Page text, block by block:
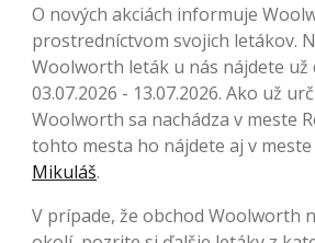
O nových akciách informuje
prostredníctvom svojich letákov.
Woolworth leták u nás nájdete už
03.07.2026 - 13.07.2026. Ako už
Woolworth sa nachádza v meste
tohto mesta ho nájdete aj v meste
Mikuláš.
V prípade, že obchod Woolworth